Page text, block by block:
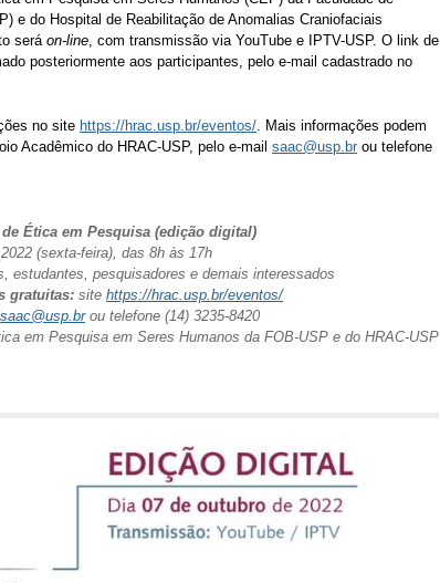
e do Hospital de Reabilitação de Anomalias Craniofaciais
será on-line, com transmissão via YouTube e IPTV-USP. O link de
posteriormente aos participantes, pelo e-mail cadastrado no
no site https://hrac.usp.br/eventos/. Mais informações podem
Acadêmico do HRAC-USP, pelo e-mail saac@usp.br ou telefone
Ética em Pesquisa (edição digital)
(sexta-feira), das 8h às 17h
estudantes, pesquisadores e demais interessados
gratuitas: site https://hrac.usp.br/eventos/
saac@usp.brou telefone (14) 3235-8420
em Pesquisa em Seres Humanos da FOB-USP e do HRAC-USP